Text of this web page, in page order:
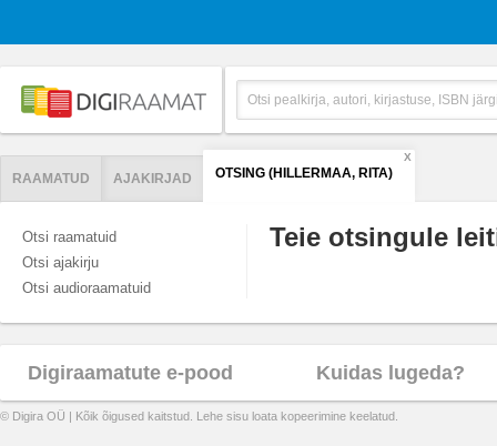
RAAMATUD AJAKIRJAD OTSING (HILLERMAA, RITA)
X
Otsi raamatuid
Otsi ajakirju
Otsi audioraamatuid
Teie otsingule
Digiraamatute e-pood Kuidas lugeda?
© Digira OÜ | Kõik õigused kaitstud. Lehe sisu loata kopeerimine keelatud.